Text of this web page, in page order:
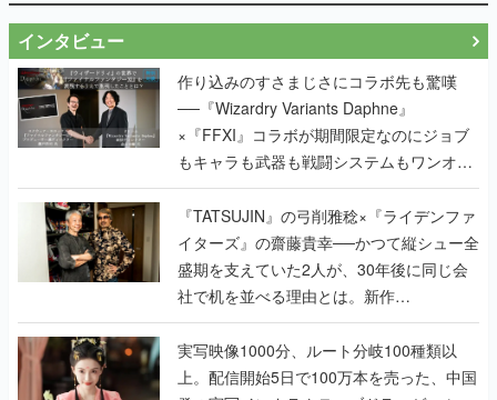
インタビュー
作り込みのすさまじさにコラボ先も驚嘆
──『Wizardry Variants Daphne』
×『FFXI』コラボが期間限定なのにジョブ
もキャラも武器も戦闘システムもワンオフ
で作り込まれた理由を両ディレクターに聞
く
『TATSUJIN』の弓削雅稔×『ライデンファ
イターズ』の齋藤貴幸──かつて縦シュー全
盛期を支えていた2人が、30年後に同じ会
社で机を並べる理由とは。新作
『TATSUJIN EXTREME』で初タッグを組
んだレジェンド2人に訊く開発秘話
実写映像1000分、ルート分岐100種類以
上。配信開始5日で100万本を売った、中国